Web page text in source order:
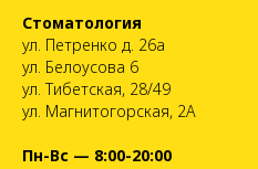
Стоматология
ул. Петренко д. 26а
ул. Белоусова 6
ул. Тибетская, 28/49
ул. Магнитогорская, 2А
Пн-Вс — 8:00-20:00